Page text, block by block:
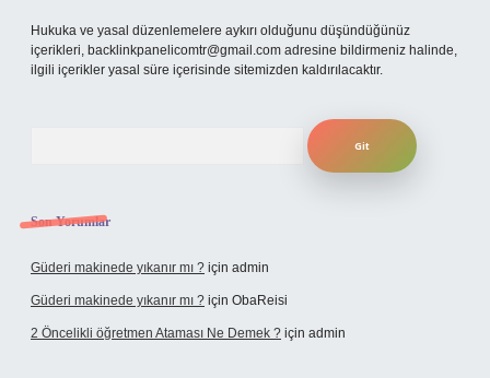
Hukuka ve yasal düzenlemelere aykırı olduğunu düşündüğünüz
içerikleri, backlinkpanelicomtr@gmail.com adresine bildirmeniz halinde,
ilgili içerikler yasal süre içerisinde sitemizden kaldırılacaktır.
Son Yorumlar
Güderi makinede yıkanır mı ? için admin
Güderi makinede yıkanır mı ? için ObaReisi
2 Öncelikli öğretmen Ataması Ne Demek ? için admin